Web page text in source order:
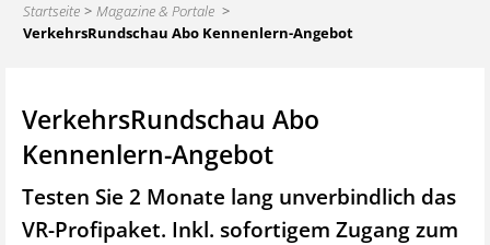
Startseite
Magazine & Portale
VerkehrsRundschau Abo Kennenlern-Angebot
VerkehrsRundschau Abo
Kennenlern-Angebot
Testen Sie 2 Monate lang unverbindlich das
VR-Profipaket. Inkl. sofortigem Zugang zum